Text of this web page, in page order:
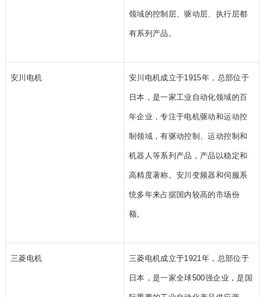
领域的控制层、驱动层、执行层都
有系列产品。
安川电机 安川电机成立于1915年，总部位于
日本，是一家工业自动化领域的百
年企业，专注于电机驱动和运动控
制领域，有驱动控制、运动控制和
机器人等系列产品，产品以稳定和
高精度著称。安川变频器和伺服系
统多年来占据国内较高的市场份
额。
三菱电机 三菱电机成立于1921年，总部位于
日本，是一家全球500强企业，是国